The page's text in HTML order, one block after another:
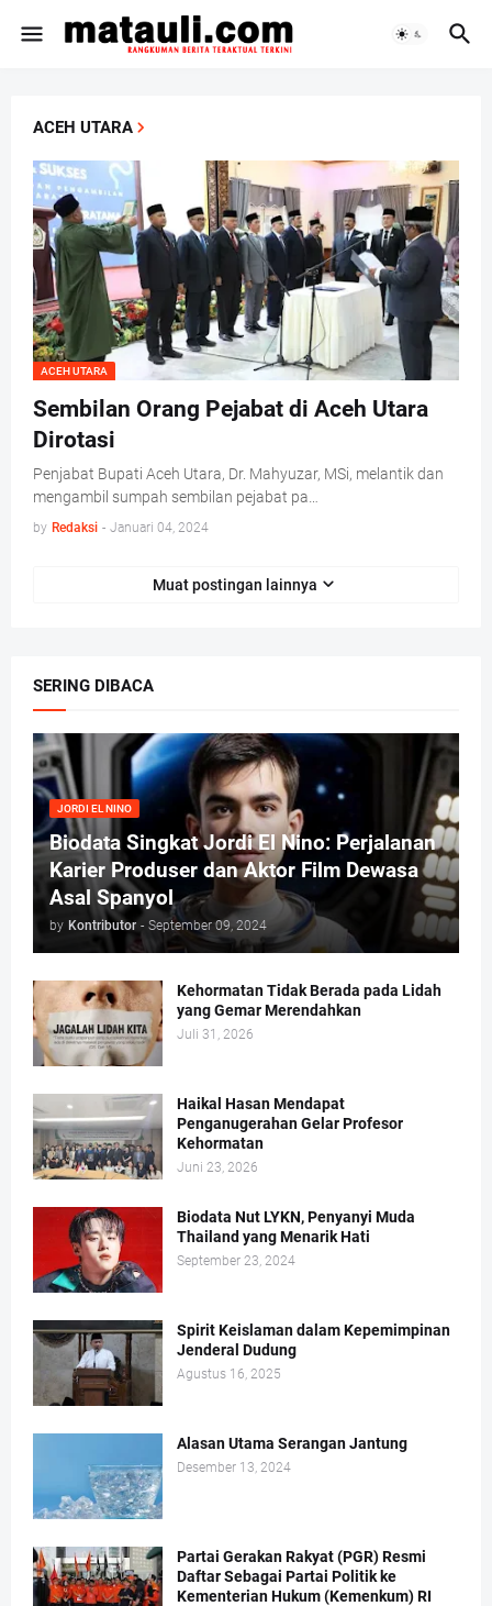
ACEH UTARA
ACEH UTARA
Sembilan Orang Pejabat di Aceh Utara
Dirotasi
Penjabat Bupati Aceh Utara, Dr. Mahyuzar, MSi, melantik dan
mengambil sumpah sembilan pejabat pa…
by Redaksi - Januari 04, 2024
Muat postingan lainnya
SERING DIBACA
JORDI EL NINO
Biodata Singkat Jordi El Nino: Perjalanan
Karier Produser dan Aktor Film Dewasa
Asal Spanyol
by Kontributor - September 09, 2024
Kehormatan Tidak Berada pada Lidah
yang Gemar Merendahkan
Juli 31, 2026
Haikal Hasan Mendapat
Penganugerahan Gelar Profesor
Kehormatan
Juni 23, 2026
Biodata Nut LYKN, Penyanyi Muda
Thailand yang Menarik Hati
September 23, 2024
Spirit Keislaman dalam Kepemimpinan
Jenderal Dudung
Agustus 16, 2025
Alasan Utama Serangan Jantung
Desember 13, 2024
Partai Gerakan Rakyat (PGR) Resmi
Daftar Sebagai Partai Politik ke
Kementerian Hukum (Kemenkum) RI